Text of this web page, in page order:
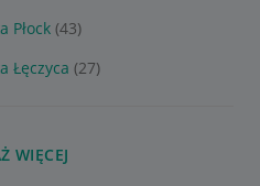
Płock (43)
Łęczyca (27)
WIĘCEJ